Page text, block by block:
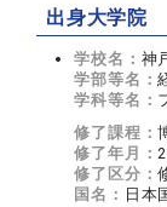
出身大学院
学校名： 神
学部等名：
学科等名：
修了課程：
修了年月：
修了区分：
国名： 日本